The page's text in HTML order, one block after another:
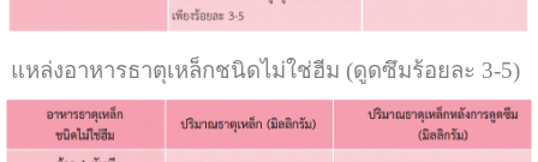
แหล่งอาหารธาตุเหล็กชนิดไม่ใช่ฮีม (ดูดซึมร้อยละ 3-5)